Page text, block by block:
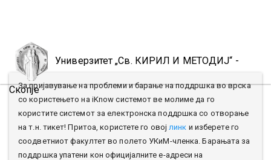
Универзитет „Св. КИРИЛ И МЕТОДИЈ“ -
Скопје
За пријавување на проблеми и барање на поддршка во врска
со користењето на iKnow системот ве молиме да го
користите системот за електронска поддршка со отворање
на т.н. тикет! Притоа, користете го овојлинк и изберете го
соодветниот факултет во полето УКиМ-членка. Барањата за
поддршка упатени кон официјалните е-адреси на